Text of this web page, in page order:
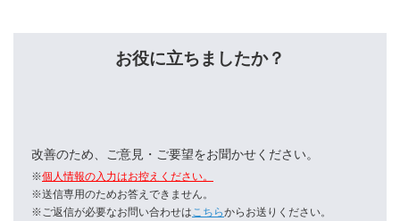
お役に立ちましたか？
改善のため、ご意見・ご要望をお聞かせください。
※個人情報の入力はお控えください。
※送信専用のためお答えできません。
※ご返信が必要なお問い合わせはこちらからお送りください。